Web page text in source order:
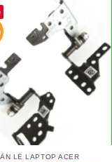
LỀ LAPTOP ACER